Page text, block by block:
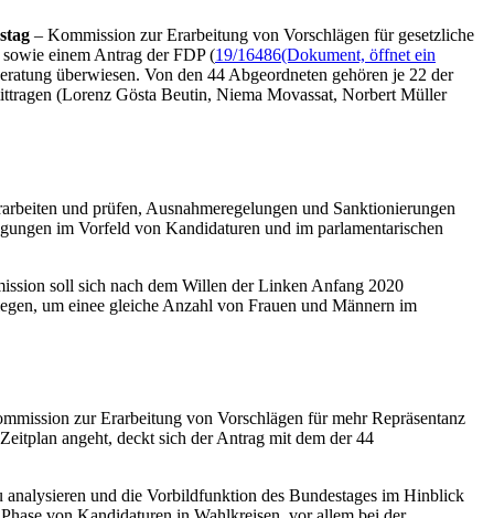
– Kommission zur Erarbeitung von Vorschlägen für gesetzliche
einem Antrag der FDP (19/16486(Dokument, öffnet ein
überwiesen. Von den 44 Abgeordneten gehören je 22 der
(Lorenz Gösta Beutin, Niema Movassat, Norbert Müller
und prüfen, Ausnahmeregelungen und Sanktionierungen
im Vorfeld von Kandidaturen und im parlamentarischen
soll sich nach dem Willen der Linken Anfang 2020
um einee gleiche Anzahl von Frauen und Männern im
zur Erarbeitung von Vorschlägen für mehr Repräsentanz
angeht, deckt sich der Antrag mit dem der 44
und die Vorbildfunktion des Bundestages im Hinblick